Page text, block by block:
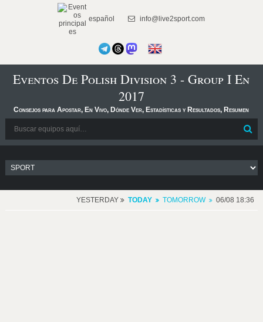
español info@live2sport.com
Eventos De Polish Division 3 - Group I En
2017
Consejos para Apostar, En Vivo, Dónde Ver, Estadísticas y Resultados, Resumen
YESTERDAY TODAY TOMORROW 06/08 18:36